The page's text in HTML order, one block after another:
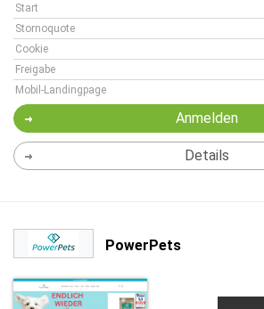
Start
Stornoquote
Cookie
Freigabe
Mobil-Landingpage
Anmelden
Details
PowerPets